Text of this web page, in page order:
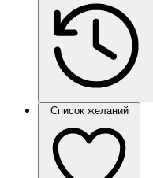
Список желаний